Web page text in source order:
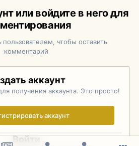
или войдите в него для
чтобы оставить
комментарий
аккаунт
получения аккаунта. Это просто!
аккаунт
Войти